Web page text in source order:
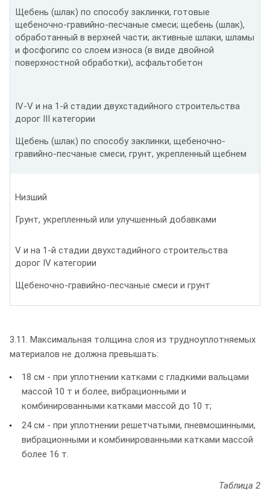
Щебень (шлак) по способу заклинки, готовые
щебеночно-гравийно-песчаные смеси; щебень (шлак),
обработанный в верхней части; активные шлаки, шламы
и фосфогипс со слоем износа (в виде двойной
поверхностной обработки), асфальтобетон
IV-V и на 1-й стадии двухстадийного строительства
дорог III категории
Щебень (шлак) по способу заклинки, щебеночно-
гравийно-песчаные смеси, грунт, укрепленный щебнем
Низший
Грунт, укрепленный или улучшенный добавками
V и на 1-й стадии двухстадийного строительства
дорог IV категории
Щебеночно-гравийно-песчаные смеси и грунт
3.11. Максимальная толщина слоя из трудноуплотняемых
материалов не должна превышать:
18 см - при уплотнении катками с гладкими вальцами
массой 10 т и более, вибрационными и
комбинированными катками массой до 10 т;
24 см - при уплотнении решетчатыми, пневмошинными,
вибрационными и комбинированными катками массой
более 16 т.
Таблица 2